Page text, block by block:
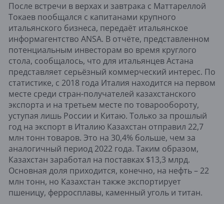
После встречи в верхах и завтрака с Маттареллой
Токаев пообщался с капитанами крупного
итальянского бизнеса, передаёт итальянское
информагентство ANSA. В отчёте, представленном
потенциальным инвесторам во время круглого
стола, сообщалось, что для итальянцев Астана
представляет серьёзный коммерческий интерес. По
статистике, с 2018 года Италия находится на первом
месте среди стран-получателей казахстанского
экспорта и на третьем месте по товарообороту,
уступая лишь России и Китаю. Только за прошлый
год на экспорт в Италию Казахстан отправил 22,7
млн тонн товаров. Это на 30,4% больше, чем за
аналогичный период 2022 года. Таким образом,
Казахстан заработал на поставках $13,3 млрд.
Основная доля приходится, конечно, на нефть – 22
млн тонн, но Казахстан также экспортирует
пшеницу, ферросплавы, каменный уголь и титан.